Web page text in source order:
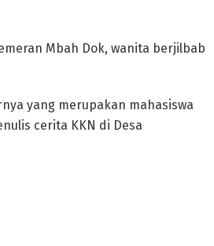
Mbah Dok, wanita berjilbab
yang merupakan mahasiswa
cerita KKN di Desa